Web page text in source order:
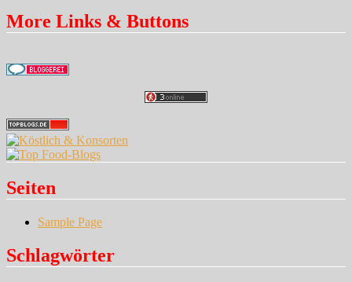
More Links & Buttons
Seiten
Sample Page
Schlagwörter